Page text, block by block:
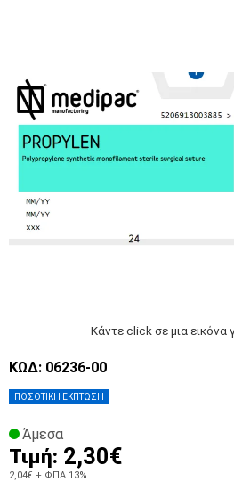
Κάντε click σε μια εικόνα
ΠΟΣΟΤΙΚΗ ΕΚΠΤΩΣΗ
ΚΩΔ: 06236-00
Άμεσα
Τιμή: 2,30€
2,04€ + ΦΠΑ 13%